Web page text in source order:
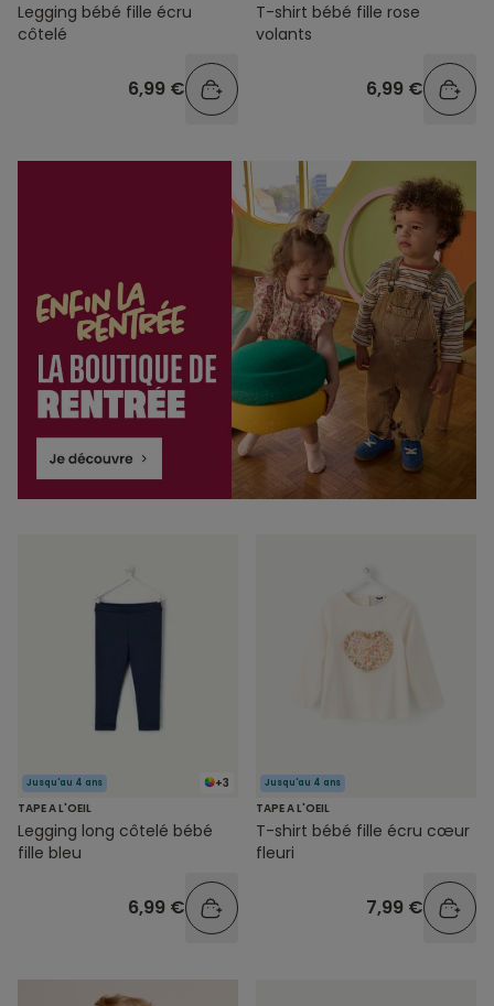
Legging bébé fille écru
côtelé
6,99 €
T-shirt bébé fille rose
volants
6,99 €
+3
Jusqu'au 4 ans
TAPE A L'OEIL
Legging long côtelé bébé
fille bleu
6,99 €
Jusqu'au 4 ans
TAPE A L'OEIL
T-shirt bébé fille écru cœur
fleuri
7,99 €